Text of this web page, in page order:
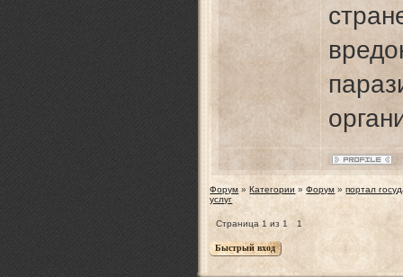
Форум » Категории » Форум » портал
услуг
Страница 1 из 1 1